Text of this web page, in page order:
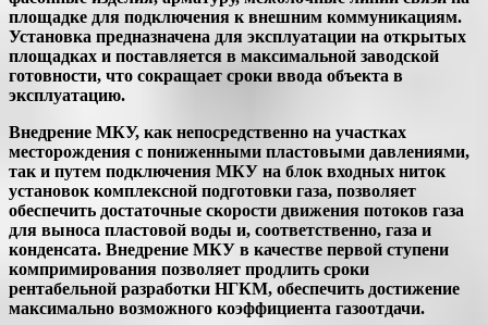
площадке для подключения к внешним коммуникациям.
Установка предназначена для эксплуатации на открытых
площадках и поставляется в максимальной заводской
готовности, что сокращает сроки ввода объекта в
эксплуатацию.
Внедрение МКУ, как непосредственно на участках
месторождения с пониженными пластовыми давлениями,
так и путем подключения МКУ на блок входных ниток
установок комплексной подготовки газа, позволяет
обеспечить достаточные скорости движения потоков газа
для выноса пластовой воды и, соответственно, газа и
конденсата. Внедрение МКУ в качестве первой ступени
компримирования позволяет продлить сроки
рентабельной разработки НГКМ, обеспечить достижение
максимально возможного коэффициента газоотдачи.